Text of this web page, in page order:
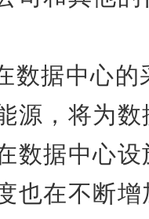
数据中心的
源，将为数
数据中心设
也在不断增